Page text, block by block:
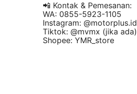
📲 Kontak & Pemesanan:
WA: 0855-5923-1105
Instagram: @motorplus.id
Tiktok: @mvmx (jika ada)
Shopee: YMR_store